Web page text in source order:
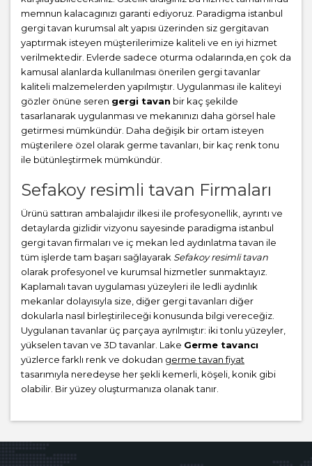
memnun kalacagınızı garanti ediyoruz. Paradigma istanbul
gergi tavan kurumsal alt yapısı üzerinden siz gergitavan
yaptırmak isteyen müşterilerimize kaliteli ve en iyi hizmet
verilmektedir. Evlerde sadece oturma odalarında,en çok da
kamusal alanlarda kullanılması önerilen gergi tavanlar
kaliteli malzemelerden yapılmıştır. Uygulanması ile kaliteyi
gözler önüne seren gergi tavan bir kaç şekilde
tasarlanarak uygulanması ve mekanınızı daha görsel hale
getirmesi mümkündür. Daha değişik bir ortam isteyen
müşterilere özel olarak germe tavanları, bir kaç renk tonu
ile bütünleştirmek mümkündür.
Sefakoy resimli tavan Firmaları
Ürünü sattıran ambalajıdır ilkesi ile profesyonellik, ayrıntı ve
detaylarda gizlidir vizyonu sayesinde paradigma istanbul
gergi tavan firmaları ve iç mekan led aydınlatma tavan ile
tüm işlerde tam başarı sağlayarak Sefakoy resimli tavan
olarak profesyonel ve kurumsal hizmetler sunmaktayız.
Kaplamalı tavan uygulaması yüzeyleri ile ledli aydınlık
mekanlar dolayısıyla size, diğer gergi tavanları diğer
dokularla nasıl birleştirileceği konusunda bilgi vereceğiz.
Uygulanan tavanlar üç parçaya ayrılmıştır: iki tonlu yüzeyler,
yükselen tavan ve 3D tavanlar. Lake Germe tavancı
yüzlerce farklı renk ve dokudan germe tavan fiyat
tasarımıyla neredeyse her şekli kemerli, köşeli, konik gibi
olabilir. Bir yüzey oluşturmanıza olanak tanır.